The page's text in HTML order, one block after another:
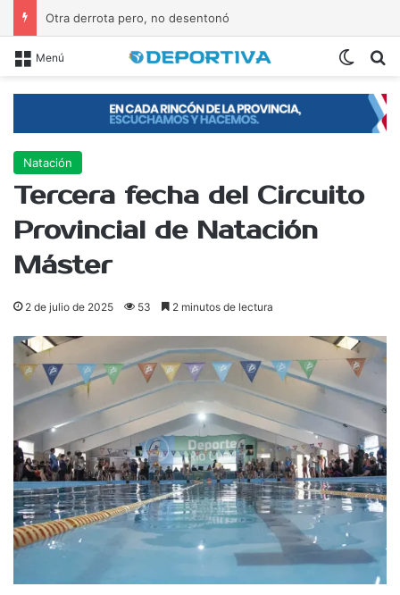
Otra derrota pero, no desentonó
Menú
Natación
Tercera fecha del Circuito
Provincial de Natación
Máster
2 de julio de 2025 53 2 minutos de lectura